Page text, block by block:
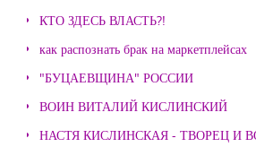
КТО ЗДЕСЬ ВЛАСТЬ?!
как распознать брак на маркетплейсах
"БУЦАЕВЩИНА" РОССИИ
ВОИН ВИТАЛИЙ КИСЛИНСКИЙ
НАСТЯ КИСЛИНСКАЯ - ТВОРЕЦ И